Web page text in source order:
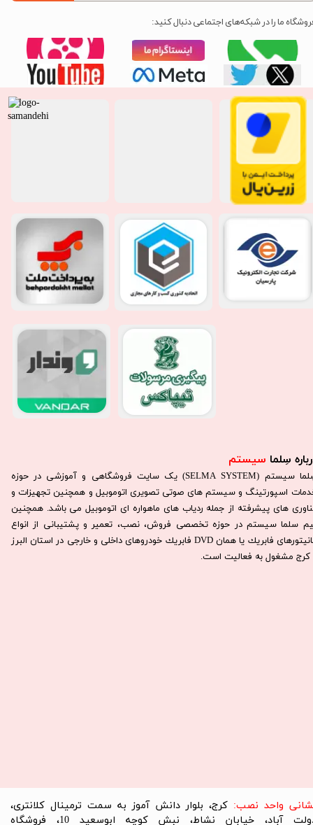
سِلما سیستم​​​​​​​
سِلما سيستم (SELMA SYSTEM) یک سایت فروشگاهی و آموزشی در حوزه
اسپورتینگ و سیستم های صوتی تصویری اتوموبیل و همچنین تجهیزات و
های پیشرفته از جمله ردیاب های ماهواره ای اتوموبیل می باشد. همچنين
سلما سيستم در حوزه تخصصی فروش، نصب، تعمير و پشتيبانی از انواع
مانيتورهای فابريك يا همان DVD فابريك خودروهای داخلی و خارجی در استان البرز
كرج مشغول به فعاليت است.​​​​​​​
ما را در شبکه‌های اجتماعی دنبال کنید:
واحد نصب: کرج، بلوار دانش آموز به سمت ترمینال کلانتری،
دولت آباد، خیابان نشاط، نبش کوچه ابوسعید 10، فروشگاه